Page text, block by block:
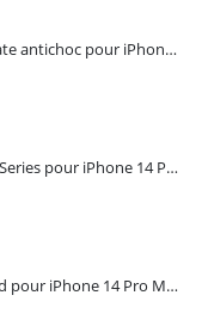
Coque Guardian Series mate antichoc pour iPhone 15 Pro Max avec Magsafe Noir - Torras
Coque antichoc Guardian Series pour iPhone 14 Pro Max - TORRAS
Coque Magnétique Ostand pour iPhone 14 Pro Max - Violet Foncé - TORRAS